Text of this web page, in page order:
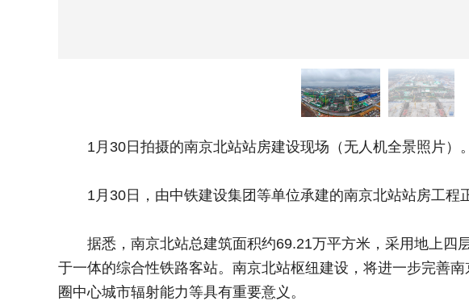
1月30日拍摄的南京北站站房建设现场（无人机全景照片）。
1月30日，由中铁建设集团等单位承建的南京北站站房工程
据悉，南京北站总建筑面积约69.21万平方米，采用地上四
于一体的综合性铁路客站。南京北站枢纽建设，将进一步完善
圈中心城市辐射能力等具有重要意义。